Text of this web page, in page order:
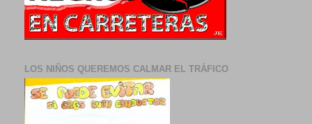
LOS NIÑOS QUEREMOS CALMAR EL TRÁFICO